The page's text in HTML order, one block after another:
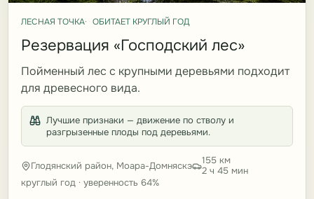
ЛЕСНАЯ ТОЧКА ОБИТАЕТ КРУГЛЫЙ ГОД
Резервация «Господский лес»
Пойменный лес с крупными деревьями подходит
для древесного вида.
Лучшие признаки — движение по стволу и
разгрызенные плоды под деревьями.
Глодянский район, Моара-Домняскэ
155 км
2 ч 45 мин
круглый год · уверенность 64%